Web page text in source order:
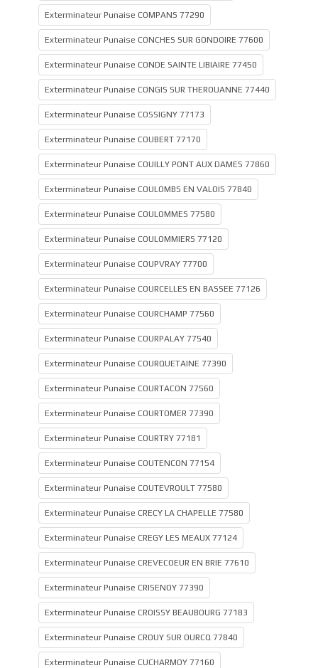
Exterminateur Punaise COMPANS 77290
Exterminateur Punaise CONCHES SUR GONDOIRE 77600
Exterminateur Punaise CONDE SAINTE LIBIAIRE 77450
Exterminateur Punaise CONGIS SUR THEROUANNE 77440
Exterminateur Punaise COSSIGNY 77173
Exterminateur Punaise COUBERT 77170
Exterminateur Punaise COUILLY PONT AUX DAMES 77860
Exterminateur Punaise COULOMBS EN VALOIS 77840
Exterminateur Punaise COULOMMES 77580
Exterminateur Punaise COULOMMIERS 77120
Exterminateur Punaise COUPVRAY 77700
Exterminateur Punaise COURCELLES EN BASSEE 77126
Exterminateur Punaise COURCHAMP 77560
Exterminateur Punaise COURPALAY 77540
Exterminateur Punaise COURQUETAINE 77390
Exterminateur Punaise COURTACON 77560
Exterminateur Punaise COURTOMER 77390
Exterminateur Punaise COURTRY 77181
Exterminateur Punaise COUTENCON 77154
Exterminateur Punaise COUTEVROULT 77580
Exterminateur Punaise CRECY LA CHAPELLE 77580
Exterminateur Punaise CREGY LES MEAUX 77124
Exterminateur Punaise CREVECOEUR EN BRIE 77610
Exterminateur Punaise CRISENOY 77390
Exterminateur Punaise CROISSY BEAUBOURG 77183
Exterminateur Punaise CROUY SUR OURCQ 77840
Exterminateur Punaise CUCHARMOY 77160